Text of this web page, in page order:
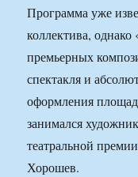
Программа уже
коллектива, однако
премьерных
спектакля и
оформления
занимался
театральной
Хорошев.